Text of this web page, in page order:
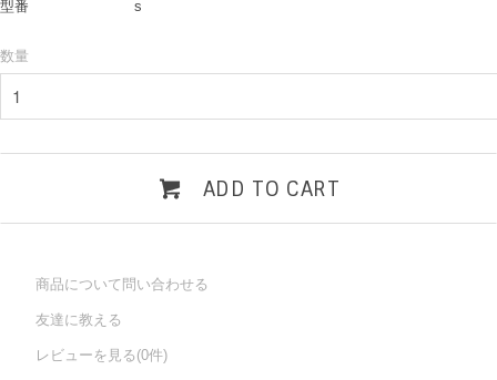
型番 s
数量
ADD TO CART
商品について問い合わせる
友達に教える
レビューを見る(0件)